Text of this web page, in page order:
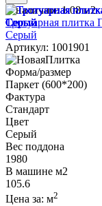
В наличии: 1.08 м2
Тротуарная плитка
Серый
Артикул: 1001901
Форма/размер
Паркет (600*200)
Фактура
Стандарт
Цвет
Серый
Вес поддона
1980
В машине м2
105.6
Цена за: м2